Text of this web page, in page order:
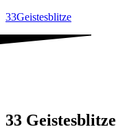
33Geistesblitze
33 Geistesblitze